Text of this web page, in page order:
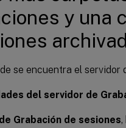
y una
se encuentra el servidor
del servidor de
Grabación de sesiones